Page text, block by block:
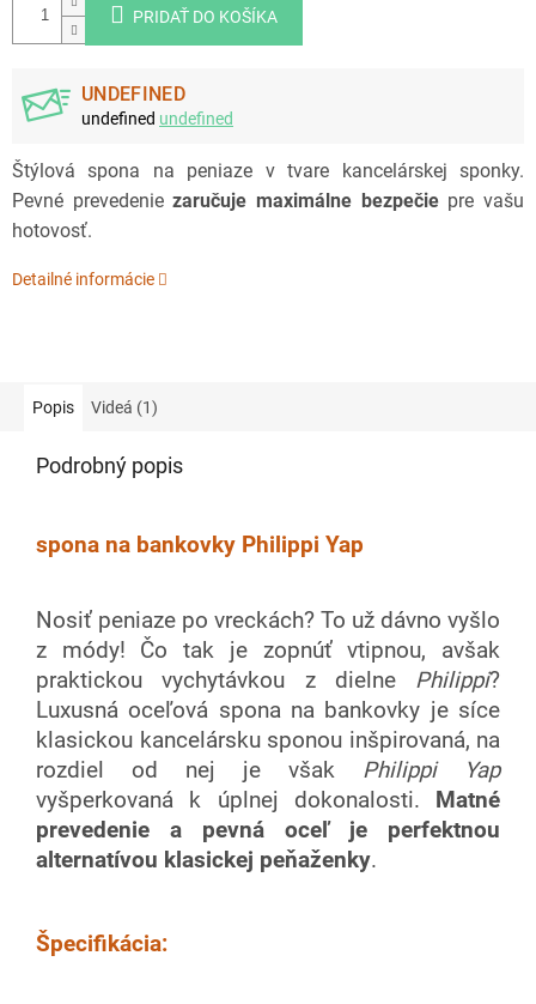
PRIDAŤ DO KOŠÍKA
UNDEFINED
undefined undefined
Štýlová spona na peniaze v tvare kancelárskej sponky.
Pevné prevedeniezaručuje maximálne bezpečiepre vašu
hotovosť.
Detailné informácie
Popis Videá (1)
Podrobný popis
spona na bankovky Philippi Yap
Nosiť peniaze po vreckách? To už dávno vyšlo
z módy! Čo tak je zopnúť vtipnou, avšak
praktickou vychytávkou z dielne Philippi?
Luxusná oceľová spona na bankovky je síce
klasickou kancelársku sponou inšpirovaná, na
rozdiel od nej je však Philippi Yap
vyšperkovaná k úplnej dokonalosti.
Matné
prevedenie a pevná oceľ je perfektnou
alternatívou klasickej peňaženky.
Špecifikácia: